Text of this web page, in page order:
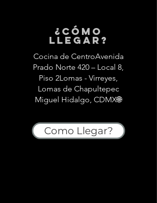
¿Cómo
llegar?
Cocina de CentroAvenida
Prado Norte 420 – Local 8,
Piso 2Lomas - Virreyes,
Lomas de Chapultepec
Miguel Hidalgo, CDMX🌐
Como Llegar?